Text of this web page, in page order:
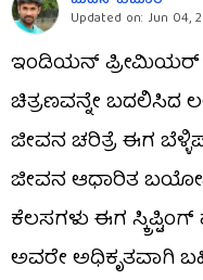
Updated on: Jun 04,
ಇಂಡಿಯನ್ ಪ್ರೀಮಿಯರ್
ಚಿತ್ರಣವನ್ನೇ
ಜೀವನ ಚರಿತ್ರೆ ಈಗ
ಜೀವನ ಆಧಾರಿತ
ಕೆಲಸಗಳು ಈಗ
ಅವರೇ ಅಧಿಕೃತವಾಗಿ